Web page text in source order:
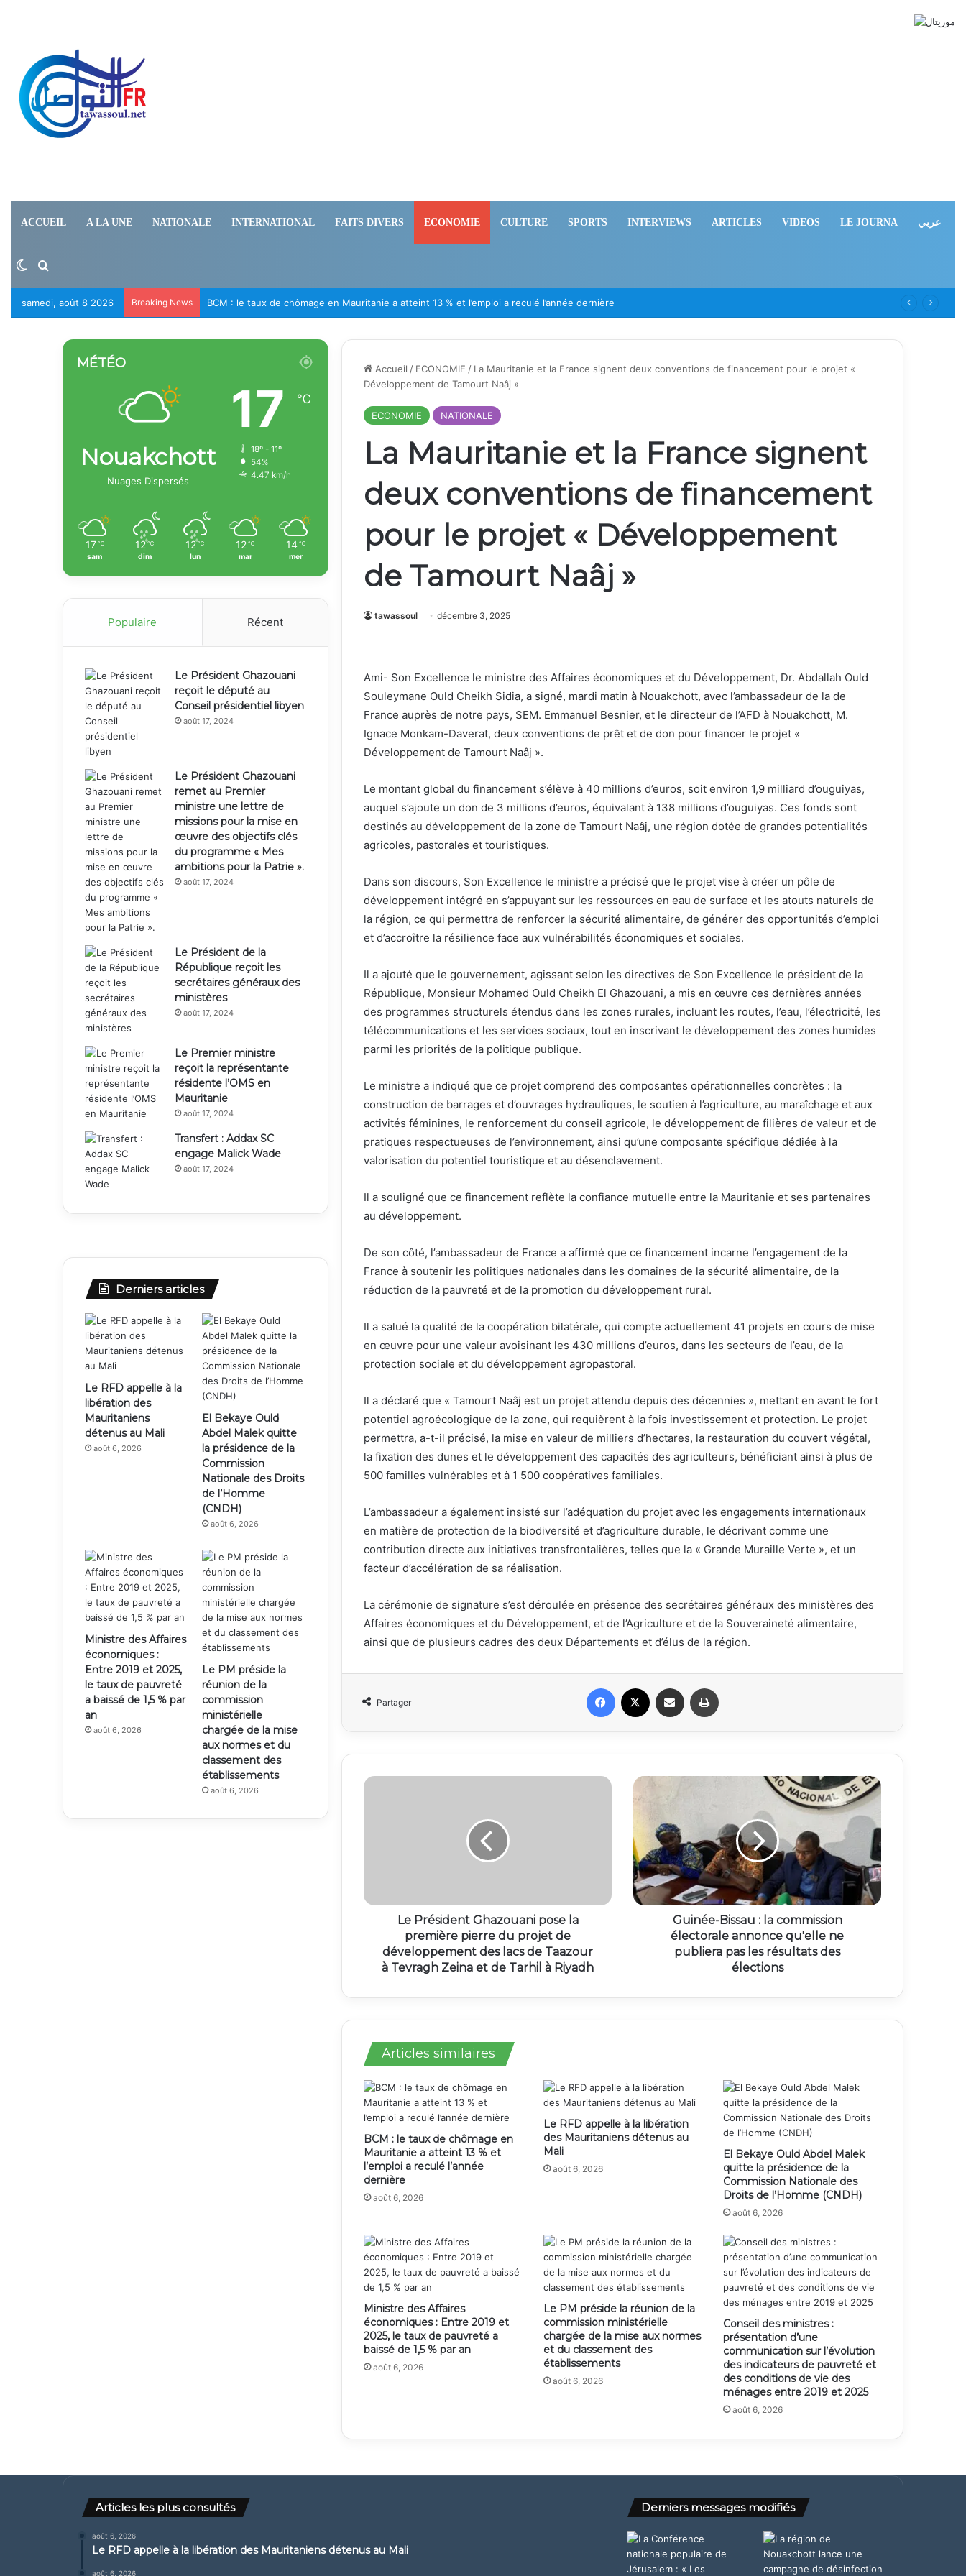
ACCUEIL A LA UNE NATIONALE INTERNATIONAL FAITS DIVERS ECONOMIE CULTURE SPORTS INTERVIEWS ARTICLES VIDEOS LE JOURNA عربي
Switch skin
Rechercher
samedi, août 8 2026 Breaking News Le RFD appelle à la libération des Mauritaniens détenus au Mali
Accueil / ECONOMIE / La Mauritanie et la France signent deux conventions de financement pour le projet «
Développement de Tamourt Naâj »
ECONOMIE NATIONALE
La Mauritanie et la France signent
deux conventions de financement
pour le projet « Développement
de Tamourt Naâj »
tawassoul décembre 3, 2025
Ami- Son Excellence le ministre des Affaires économiques et du Développement, Dr. Abdallah Ould
Souleymane Ould Cheikh Sidia, a signé, mardi matin à Nouakchott, avec l’ambassadeur de la de
France auprès de notre pays, SEM. Emmanuel Besnier, et le directeur de l’AFD à Nouakchott, M.
Ignace Monkam-Daverat, deux conventions de prêt et de don pour financer le projet «
Développement de Tamourt Naâj ».
Le montant global du financement s’élève à 40 millions d’euros, soit environ 1,9 milliard d’ouguiyas,
auquel s’ajoute un don de 3 millions d’euros, équivalant à 138 millions d’ouguiyas. Ces fonds sont
destinés au développement de la zone de Tamourt Naâj, une région dotée de grandes potentialités
agricoles, pastorales et touristiques.
Dans son discours, Son Excellence le ministre a précisé que le projet vise à créer un pôle de
développement intégré en s’appuyant sur les ressources en eau de surface et les atouts naturels de
la région, ce qui permettra de renforcer la sécurité alimentaire, de générer des opportunités d’emploi
et d’accroître la résilience face aux vulnérabilités économiques et sociales.
Il a ajouté que le gouvernement, agissant selon les directives de Son Excellence le président de la
République, Monsieur Mohamed Ould Cheikh El Ghazouani, a mis en œuvre ces dernières années
des programmes structurels étendus dans les zones rurales, incluant les routes, l’eau, l’électricité, les
télécommunications et les services sociaux, tout en inscrivant le développement des zones humides
parmi les priorités de la politique publique.
Le ministre a indiqué que ce projet comprend des composantes opérationnelles concrètes : la
construction de barrages et d’ouvrages hydrauliques, le soutien à l’agriculture, au maraîchage et aux
activités féminines, le renforcement du conseil agricole, le développement de filières de valeur et de
pratiques respectueuses de l’environnement, ainsi qu’une composante spécifique dédiée à la
valorisation du potentiel touristique et au désenclavement.
Il a souligné que ce financement reflète la confiance mutuelle entre la Mauritanie et ses partenaires
au développement.
De son côté, l’ambassadeur de France a affirmé que ce financement incarne l’engagement de la
France à soutenir les politiques nationales dans les domaines de la sécurité alimentaire, de la
réduction de la pauvreté et de la promotion du développement rural.
Il a salué la qualité de la coopération bilatérale, qui compte actuellement 41 projets en cours de mise
en œuvre pour une valeur avoisinant les 430 millions d’euros, dans les secteurs de l’eau, de la
protection sociale et du développement agropastoral.
Il a déclaré que « Tamourt Naâj est un projet attendu depuis des décennies », mettant en avant le fort
potentiel agroécologique de la zone, qui requièrent à la fois investissement et protection. Le projet
permettra, a-t-il précisé, la mise en valeur de milliers d’hectares, la restauration du couvert végétal,
la fixation des dunes et le développement des capacités des agriculteurs, bénéficiant ainsi à plus de
500 familles vulnérables et à 1 500 coopératives familiales.
L’ambassadeur a également insisté sur l’adéquation du projet avec les engagements internationaux
en matière de protection de la biodiversité et d’agriculture durable, le décrivant comme une
contribution directe aux initiatives transfrontalières, telles que la « Grande Muraille Verte », et un
facteur d’accélération de sa réalisation.
La cérémonie de signature s’est déroulée en présence des secrétaires généraux des ministères des
Affaires économiques et du Développement, et de l’Agriculture et de la Souveraineté alimentaire,
ainsi que de plusieurs cadres des deux Départements et d’élus de la région.
Partager
Facebook Partager par email
Le Président Ghazouani pose la
première pierre du projet de
développement des lacs de Taazour
à Tevragh Zeina et de Tarhil à Riyadh
Guinée-Bissau : la commission
électorale annonce qu'elle ne
publiera pas les résultats des
élections
Articles similaires
BCM : le taux de chômage en
Mauritanie a atteint 13 % et
l’emploi a reculé l’année
dernière
août 6, 2026
Le RFD appelle à la libération
des Mauritaniens détenus au
Mali
août 6, 2026
El Bekaye Ould Abdel Malek
quitte la présidence de la
Commission Nationale des
Droits de l’Homme (CNDH)
août 6, 2026
Ministre des Affaires
économiques : Entre 2019 et
2025, le taux de pauvreté a
baissé de 1,5 % par an
août 6, 2026
Le PM préside la réunion de la
commission ministérielle
chargée de la mise aux normes
et du classement des
établissements
août 6, 2026
Conseil des ministres :
présentation d’une
communication sur l’évolution
des indicateurs de pauvreté et
des conditions de vie des
ménages entre 2019 et 2025
août 6, 2026
MÉTÉO
Nouakchott
Nuages Dispersés
17 ℃
18º - 11º
54%
4.47 km/h
17 ℃
sam
12 ℃
dim
12 ℃
lun
12 ℃
mar
14 ℃
mer
Populaire Récent
Le Président Ghazouani
reçoit le député au
Conseil présidentiel libyen
août 17, 2024
Le Président Ghazouani
remet au Premier
ministre une lettre de
missions pour la mise en
œuvre des objectifs clés
du programme « Mes
ambitions pour la Patrie ».
août 17, 2024
Le Président de la
République reçoit les
secrétaires généraux des
ministères
août 17, 2024
Le Premier ministre
reçoit la représentante
résidente l’OMS en
Mauritanie
août 17, 2024
Transfert : Addax SC
engage Malick Wade
août 17, 2024
Derniers articles
Le RFD appelle à la
libération des
Mauritaniens
détenus au Mali
août 6, 2026
El Bekaye Ould
Abdel Malek quitte
la présidence de la
Commission
Nationale des Droits
de l’Homme
(CNDH)
août 6, 2026
Ministre des Affaires
économiques :
Entre 2019 et 2025,
le taux de pauvreté
a baissé de 1,5 % par
an
août 6, 2026
Le PM préside la
réunion de la
commission
ministérielle
chargée de la mise
aux normes et du
classement des
établissements
août 6, 2026
Articles les plus consultés
août 6, 2026
Le RFD appelle à la libération des Mauritaniens détenus au Mali
août 6, 2026
Derniers messages modifiés